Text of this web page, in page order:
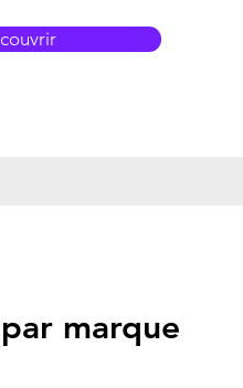
marque